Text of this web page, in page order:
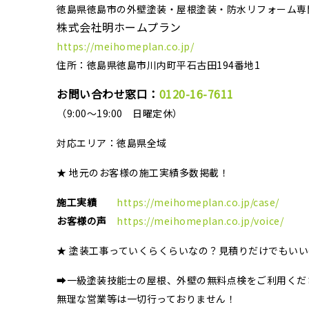
徳島県徳島市の外壁塗装・屋根塗装・防水リフォーム専
株式会社明ホームプラン
https://meihomeplan.co.jp/
住所：徳島県徳島市川内町平石古田194番地1
お問い合わせ窓口： 0120-16-7611
（9:00～19:00 日曜定休）
対応エリア： 徳島県全域
★ 地元のお客様の施工実績多数掲載！
施工実績
https://meihomeplan.co.jp/case/
お客様の声
https://meihomeplan.co.jp/voice/
★ 塗装工事っていくらくらいなの？見積りだけでもい
➡一級塗装技能士の屋根、外壁の無料点検をご利用くだ
無理な営業等は一切行っておりません！